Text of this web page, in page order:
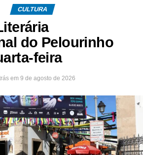
CULTURA
do Pelourinho
feira
em 9 de agosto de 2026